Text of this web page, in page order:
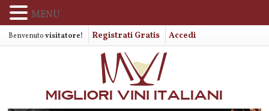
Benvenutovisitatore! Registrati Gratis Accedi
MENU